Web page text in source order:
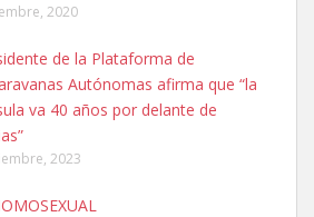
JOSE MESA Y LOPEZ
CON MICROCHIP PERDIDO HOY
Y LOPEZ. ES MUY ASUSTADIZO
6.7.2025
2020
de la Plataforma de
Autónomas afirma que “la
va 40 años por delante de
2023